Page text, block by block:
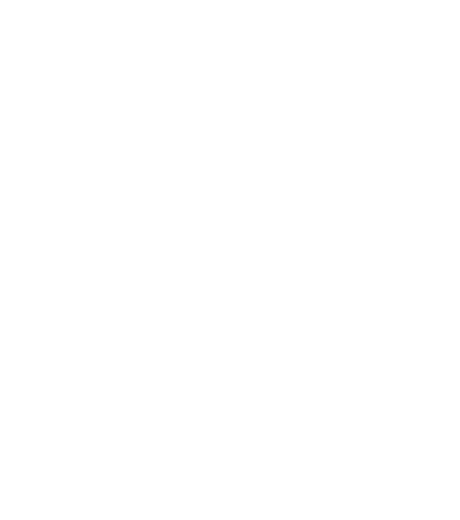
zu
unserer
Informationen
der
wie zum
befinden.